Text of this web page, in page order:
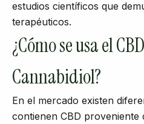
estudios científicos que
terapéuticos.
¿Cómo se usa el
Cannabidiol?
En el mercado existen
contienen CBD proveniente